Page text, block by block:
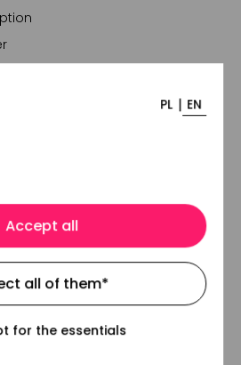
PL | EN
all of them*
Accept all
for the essentials
politykę prywatności